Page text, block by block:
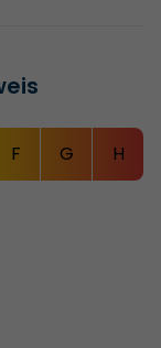
Vorteil!
F G H